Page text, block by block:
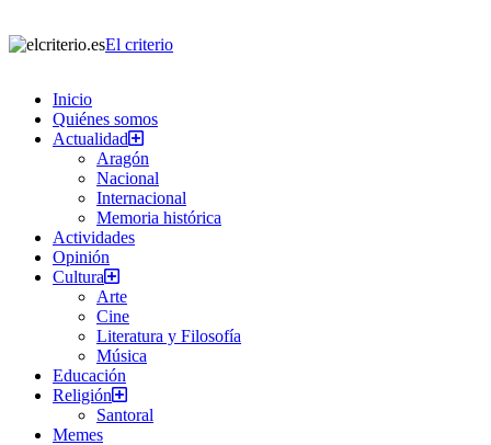
El criterio
Inicio
Quiénes somos
Actualidad
Aragón
Nacional
Internacional
Memoria histórica
Actividades
Opinión
Cultura
Arte
Cine
Literatura y Filosofía
Música
Educación
Religión
Santoral
Memes